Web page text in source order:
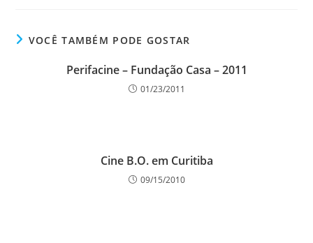
VOCÊ TAMBÉM PODE GOSTAR
Perifacine – Fundação Casa – 2011
01/23/2011
Cine B.O. em Curitiba
09/15/2010